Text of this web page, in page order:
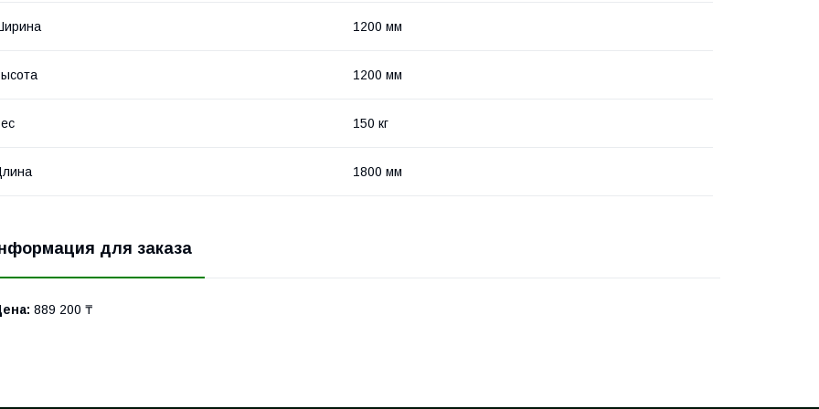
1200 мм
1200 мм
150 кг
1800 мм
для заказа
889 200 ₸